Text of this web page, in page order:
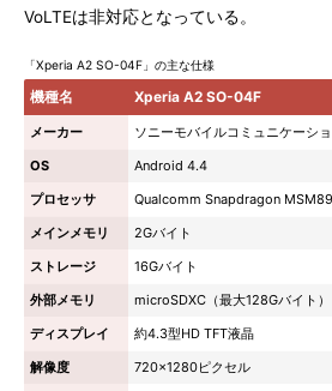
VoLTEは非対応となっている。
「Xperia A2 SO-04F」の主な仕様
機種名 Xperia A2 SO-04F
メーカー
ソニーモバイルコミュニケーシ
OS
Android 4.4
プロセッサ
Qualcomm Snapdragon
メインメモリ
2Gバイト
ストレージ
16Gバイト
外部メモリ
microSDXC（最大128Gバイト）
ディスプレイ
約4.3型HD TFT液晶
解像度
720×1280ピクセル